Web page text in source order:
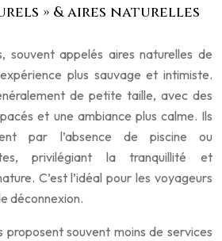
» & aires naturelles
souvent appelés aires naturelles de
plus sauvage et intimiste.
de petite taille, avec des
et une ambiance plus calme. Ils
par l’absence de piscine ou
privilégiant la tranquillité et
C’est l’idéal pour les voyageurs
déconnexion.
proposent souvent moins de services